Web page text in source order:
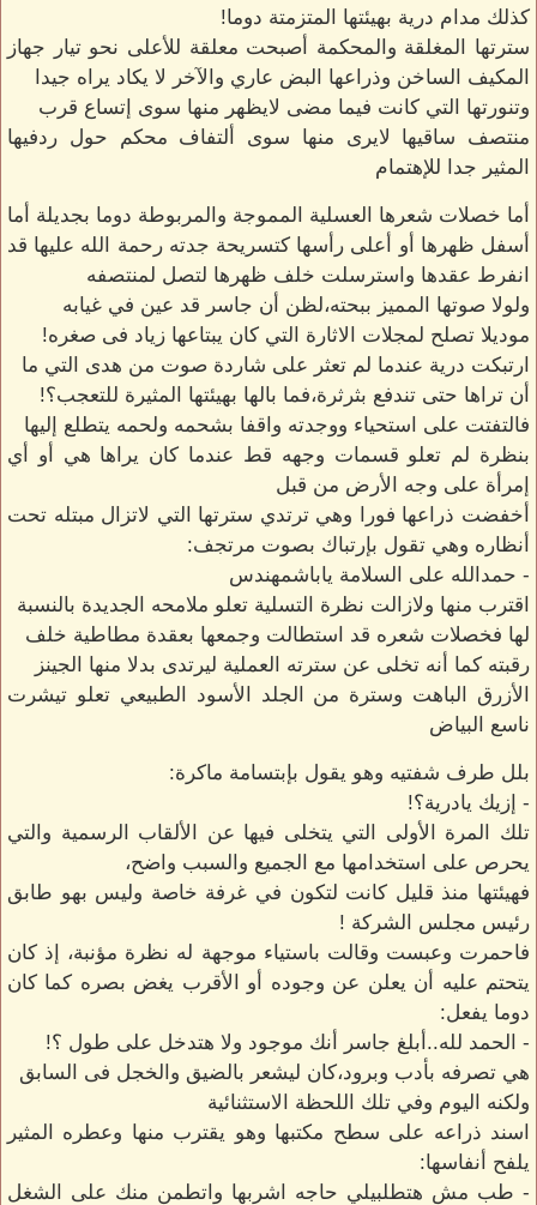
كذلك مدام درية بهيئتها المتزمتة دوما!
سترتها المغلقة والمحكمة أصبحت معلقة للأعلى نحو تيار جهاز
المكيف الساخن وذراعها البض عاري والآخر لا يكاد يراه جيدا
وتنورتها التي كانت فيما مضى لايظهر منها سوى إتساع قرب
منتصف ساقيها لايرى منها سوى ألتفاف محكم حول ردفيها
المثير جدا للإهتمام
أما خصلات شعرها العسلية المموجة والمربوطة دوما بجديلة أما
أسفل ظهرها أو أعلى رأسها كتسريحة جدته رحمة الله عليها قد
انفرط عقدها واسترسلت خلف ظهرها لتصل لمنتصفه
ولولا صوتها المميز ببحته،لظن أن جاسر قد عين في غيابه
موديلا تصلح لمجلات الاثارة التي كان يبتاعها زياد فى صغره!
ارتبكت درية عندما لم تعثر على شاردة صوت من هدى التي ما
أن تراها حتى تندفع بثرثرة،فما بالها بهيئتها المثيرة للتعجب؟!
فالتفتت على استحياء ووجدته واقفا بشحمه ولحمه يتطلع إليها
بنظرة لم تعلو قسمات وجهه قط عندما كان يراها هي أو أي
إمرأة على وجه الأرض من قبل
أخفضت ذراعها فورا وهي ترتدي سترتها التي لاتزال مبتله تحت
أنظاره وهي تقول بإرتباك بصوت مرتجف:
- حمدالله على السلامة ياباشمهندس
اقترب منها ولازالت نظرة التسلية تعلو ملامحه الجديدة بالنسبة
لها فخصلات شعره قد استطالت وجمعها بعقدة مطاطية خلف
رقبته كما أنه تخلى عن سترته العملية ليرتدى بدلا منها الجينز
الأزرق الباهت وسترة من الجلد الأسود الطبيعي تعلو تيشرت
ناسع البياض
بلل طرف شفتيه وهو يقول بإبتسامة ماكرة:
- إزيك يادرية؟!
تلك المرة الأولى التي يتخلى فيها عن الألقاب الرسمية والتي
يحرص على استخدامها مع الجميع والسبب واضح،
فهيئتها منذ قليل كانت لتكون في غرفة خاصة وليس بهو طابق
رئيس مجلس الشركة !
فاحمرت وعبست وقالت باستياء موجهة له نظرة مؤنبة، إذ كان
يتحتم عليه أن يعلن عن وجوده أو الأقرب يغض بصره كما كان
دوما يفعل:
- الحمد لله..أبلغ جاسر أنك موجود ولا هتدخل على طول ؟!
هي تصرفه بأدب وبرود،كان ليشعر بالضيق والخجل فى السابق
ولكنه اليوم وفي تلك اللحظة الاستثنائية
اسند ذراعه على سطح مكتبها وهو يقترب منها وعطره المثير
يلفح أنفاسها:
- طب مش هتطلبيلي حاجه اشربها واتطمن منك على الشغل